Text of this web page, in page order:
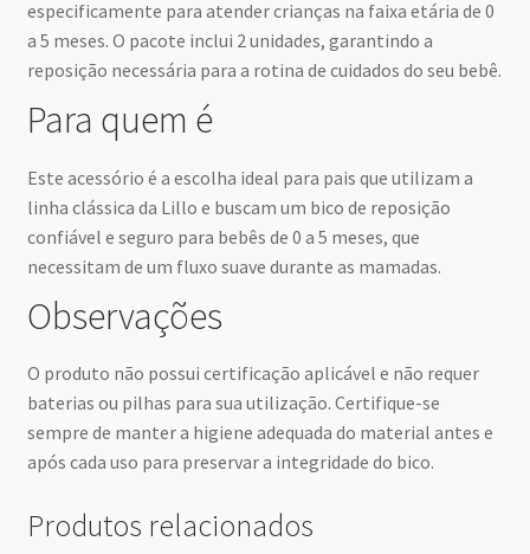
especificamente para atender crianças na faixa etária de 0
a 5 meses. O pacote inclui 2 unidades, garantindo a
reposição necessária para a rotina de cuidados do seu bebê.
Para quem é
Este acessório é a escolha ideal para pais que utilizam a
linha clássica da Lillo e buscam um bico de reposição
confiável e seguro para bebês de 0 a 5 meses, que
necessitam de um fluxo suave durante as mamadas.
Observações
O produto não possui certificação aplicável e não requer
baterias ou pilhas para sua utilização. Certifique-se
sempre de manter a higiene adequada do material antes e
após cada uso para preservar a integridade do bico.
Produtos relacionados